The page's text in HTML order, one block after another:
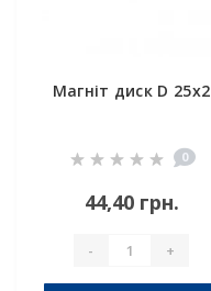
Магніт диск D 25x2
0
44,40 грн.
- +